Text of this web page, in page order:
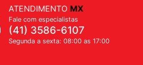
ATENDIMENTO MX
Fale com especialistas
(41) 3586-6107
Segunda a sexta: 08:00 as 17:00